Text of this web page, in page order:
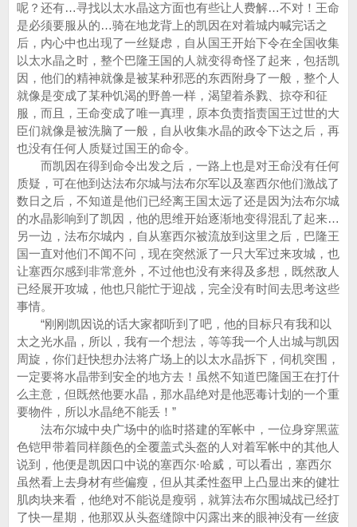
呢？还有…寻找以太水晶这方面也有些让人费解…不对！王命
是必须要服从的…骑在地龙背上的凯因在对着城内喊完话之
后，内心中也出现了一丝疑虑，自从国王开始下令在全国收集
以太水晶之时，整个巴隆王国的人就变得奇怪了起来，包括凯
因，他们的精神就像是被某种邪恶的东西附身了一般，整个人
就像是变成了某种饥渴的野兽一样，渴望着杀戮、掠夺和征
服，而且，王命变成了唯一真理，原本负责指责国王过世的大
臣们就像是被洗脑了一般，自从收集水晶的政令下达之后，再
也没有任何人质疑过国王的命令。
而凯因在得到命令出发之后，一路上也是对王命没有任何
质疑，可在他到达法布尔城与法布尔军以及塞西尔他们激战了
数日之后，不知道是他们已经离王国太远了还是因为法布尔城
的水晶影响到了凯因，他的思维开始逐渐地变得混乱了起来…
另一边，法布尔城内，自从塞西尔被流放到这里之后，巴隆王
国一直对他们不闻不问，现在突然派了一只大军过来攻城，也
让塞西尔感到非常意外，不过他也没有来得及多想，既然敌人
已经展开攻城，他也只能忙于迎战，完全没有时间去思考这些
事情。
“刚刚凯因说的话大家都听到了吧，他的目标只有我和以
太之光水晶，所以，我有一个想法，等等我一个人出城与凯因
周旋，你们赶快想办法将广场上的以太水晶拆下，伺机突围，
一定要将水晶带到安全的地方去！虽然不知道巴隆国王在打什
么主意，但既然他要水晶，那水晶绝对是他恶毒计划的一个重
要物件，所以水晶绝不能丢！”
法布尔城中央广场中的临时搭建的军帐中，一位身穿黑蓝
色铠甲带着同样颜色的全覆盖式头盔的人对着军帐中的其他人
说到，他便是凯因口中说的塞西尔·哈威，可以看出，塞西尔
虽然看上去身材有些偏瘦，但从其柔性盔甲上凸显出来的健壮
肌肉块来看，他绝对不能说是瘦弱，就算法布尔围城战已经打
了快一星期，他那双从头盔缝隙中闪露出来的眼神没有一丝疲